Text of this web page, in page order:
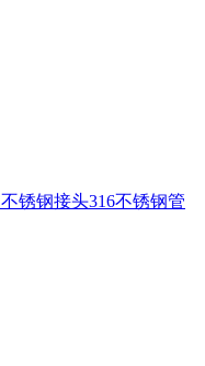
不锈钢接头316不锈钢管